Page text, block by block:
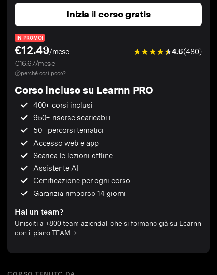
Inizia il corso gratis
IN PROMO!
€12.49/mese
€16.67/mese
4.6(480)
perché così poco?
Corso incluso su Learnn PRO
400+ corsi inclusi
950+ risorse scaricabili
50+ percorsi tematici
Accesso web e app
Scarica le lezioni offline
Assistente AI
Certificazione per ogni corso
Garanzia rimborso 14 giorni
Hai un team?
Unisciti a +800 team aziendali che si formano già su Learnn
con il piano TEAM →